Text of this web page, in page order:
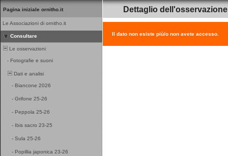
Pagina iniziale ornitho.it
Le Associazioni di ornitho.it
Consultare
Le osservazioni
- Fotografie e suoni
Dati e analisi
- Biancone 2026
- Grifone 25-26
- Peppola 25-26
- Ibis sacro 23-25
- Sula 25-26
- Popillia japonica 23-26
Dettaglio dell'osservazione
Il dato non esiste più/o non avete accesso.